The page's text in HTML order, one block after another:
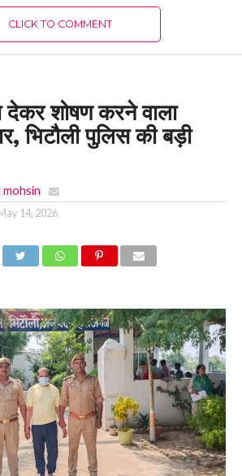
CLICK TO COMMENT
देकर शोषण करने वाला
भिटौली पुलिस की बड़ी
mohsin
14, 2026